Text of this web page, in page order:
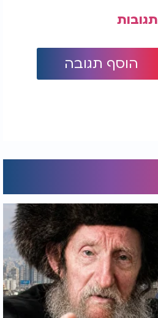
תגובות
הוסף תגובה